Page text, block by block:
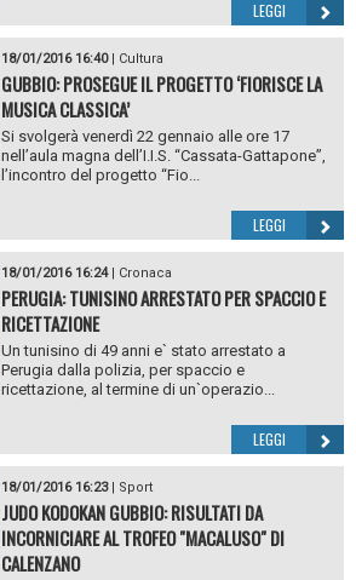
LEGGI
18/01/2016 16:40| Cultura
GUBBIO: PROSEGUE IL PROGETTO ‘FIORISCE LA
MUSICA CLASSICA’
Si svolgerà venerdì 22 gennaio alle ore 17
nell’aula magna dell’I.I.S. “Cassata-Gattapone”,
l’incontro del progetto “Fio...
LEGGI
18/01/2016 16:24| Cronaca
PERUGIA: TUNISINO ARRESTATO PER SPACCIO E
RICETTAZIONE
Un tunisino di 49 anni e` stato arrestato a
Perugia dalla polizia, per spaccio e
ricettazione, al termine di un`operazio...
LEGGI
18/01/2016 16:23| Sport
JUDO KODOKAN GUBBIO: RISULTATI DA
INCORNICIARE AL TROFEO "MACALUSO" DI
CALENZANO